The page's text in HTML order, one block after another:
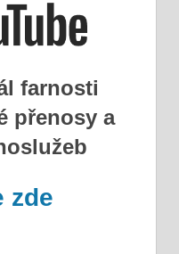
farnosti
přenosy a
zde